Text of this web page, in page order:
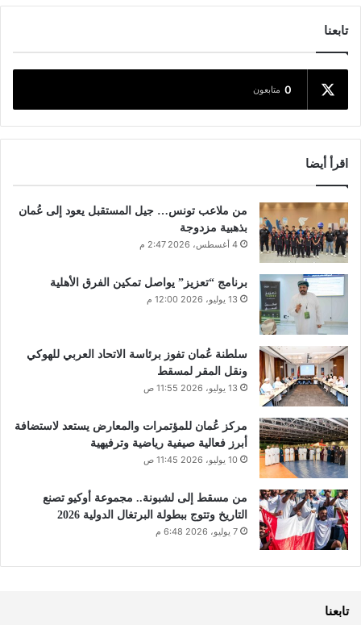
تابعنا
0 متابعون
اقرأ أيضا
من ملاعب تونس… جيل المستقبل يعود إلى عُمان
بذهبية مزدوجة
4 أغسطس، 2026 2:47 م
برنامج “تعزيز” يواصل تمكين الفرق الأهلية
13 يوليو، 2026 12:00 م
سلطنة عُمان تفوز برئاسة الاتحاد العربي للهوكي
ونقل المقر لمسقط
13 يوليو، 2026 11:55 ص
مركز عُمان للمؤتمرات والمعارض يستعد لاستضافة
أبرز فعالية صيفية رياضية وترفيهية
10 يوليو، 2026 11:45 ص
من مسقط إلى لشبونة.. مجموعة أوكيو تصنع
التاريخ وتتوج ببطولة البرتغال الدولية 2026
7 يوليو، 2026 6:48 م
تابعنا